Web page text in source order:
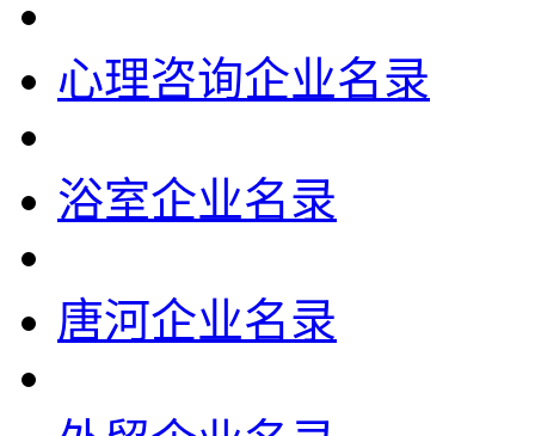
心理咨询企业名录
浴室企业名录
唐河企业名录